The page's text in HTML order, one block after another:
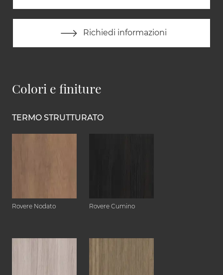
Richiedi informazioni
Colori e finiture
TERMO STRUTTURATO
Rovere Nodato Rovere Cumino